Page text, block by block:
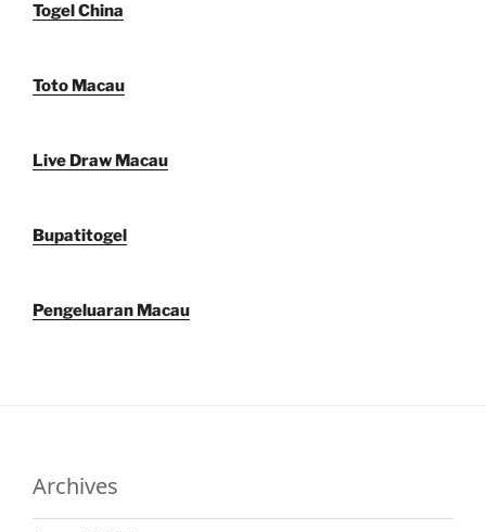
Togel China
Toto Macau
Live Draw Macau
Bupatitogel
Pengeluaran Macau
Archives